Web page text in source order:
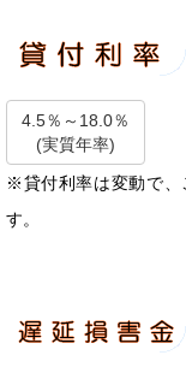
4.5％～18.0％
(実質年率)
※貸付利率は変動で、
す。